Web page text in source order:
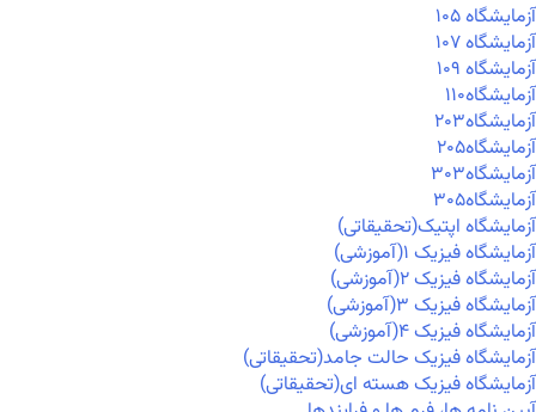
آزمايشگاه ۱۰۵
آزمايشگاه ۱۰۷
آزمايشگاه ۱۰۹
آزمايشگاه۱۱۰
آزمايشگاه۲۰۳
آزمايشگاه۲۰۵
آزمايشگاه۳۰۳
آزمايشگاه۳۰۵
آزمایشگاه اپتیک(تحقیقاتی)
آزمایشگاه فیزیک ۱(آموزشی)
آزمایشگاه فیزیک ۲(آموزشی)
آزمایشگاه فیزیک ۳(آموزشی)
آزمایشگاه فیزیک ۴(آموزشی)
آزمایشگاه فیزیک حالت جامد(تحقیقاتی)
آزمایشگاه فیزیک هسته ای(تحقیقاتی)